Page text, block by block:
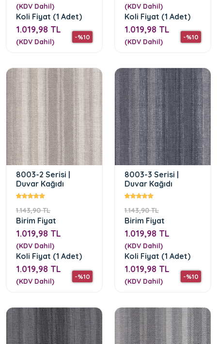
-%10
(KDV Dahil)
Koli Fiyat (1 Adet)
1.019,98 TL
(KDV Dahil)
-%10
(KDV Dahil)
Koli Fiyat (1 Adet)
1.019,98 TL
(KDV Dahil)
8003-2 Serisi |
Duvar Kağıdı
1.143,90 TL
-%10
Birim Fiyat
1.019,98 TL
(KDV Dahil)
Koli Fiyat (1 Adet)
1.019,98 TL
(KDV Dahil)
8003-3 Serisi |
Duvar Kağıdı
1.143,90 TL
-%10
Birim Fiyat
1.019,98 TL
(KDV Dahil)
Koli Fiyat (1 Adet)
1.019,98 TL
(KDV Dahil)